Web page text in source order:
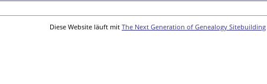
Diese Website läuft mit The Next Generation of Genealogy Sitebuilding